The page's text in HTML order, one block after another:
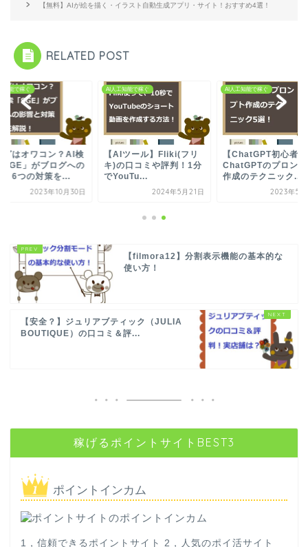
【無料】AIが絵を描く・イラスト自動生成アプリ・サイト！おすすめ4選！
RELATED POST
知能で稼ぐ
グはオワコン？AI検
SGE」がブログへの
と6つの対策を...
2023年10月30日
AI人工知能で稼ぐ
【AIツール】Fliki(フリ
キ)の口コミや評判！1分
でYouTu...
2024年5月21日
AI人工知能で稼ぐ
【ChatGPT初心者】
ChatGPTのプロン
作成のテクニック...
2023年5
【filmora12】分割表示機能の基本的な
使い方！
【安全？】ジュリアブティック（JULIA
BOUTIQUE）の口コミ＆評...
稼げるポイントサイトBEST3
ポイントインカム
1，信頼できるポイントサイト 2，人気のポイ活サイト